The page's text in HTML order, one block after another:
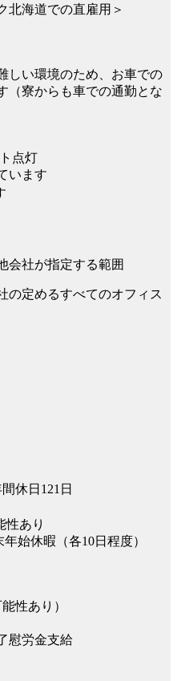
北海道での直雇用＞
しい環境のため、お車での
（寮からも車での通勤とな
点灯
います
会社が指定する範囲
の定めるすべてのオフィス
休日121日
性あり
始休暇（各10日程度）
性あり）
慰労金支給